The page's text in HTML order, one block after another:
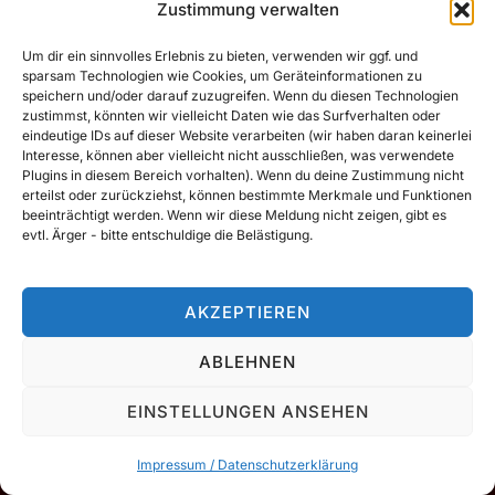
Zustimmung verwalten
Um dir ein sinnvolles Erlebnis zu bieten, verwenden wir ggf. und
sparsam Technologien wie Cookies, um Geräteinformationen zu
speichern und/oder darauf zuzugreifen. Wenn du diesen Technologien
zustimmst, könnten wir vielleicht Daten wie das Surfverhalten oder
eindeutige IDs auf dieser Website verarbeiten (wir haben daran keinerlei
Interesse, können aber vielleicht nicht ausschließen, was verwendete
Plugins in diesem Bereich vorhalten). Wenn du deine Zustimmung nicht
erteilst oder zurückziehst, können bestimmte Merkmale und Funktionen
beeinträchtigt werden. Wenn wir diese Meldung nicht zeigen, gibt es
evtl. Ärger - bitte entschuldige die Belästigung.
AKZEPTIEREN
ABLEHNEN
EINSTELLUNGEN ANSEHEN
Impressum / Datenschutzerklärung
Copyright © 2026 Tobias Dorn
Inspiro ThemevonWPZOOM